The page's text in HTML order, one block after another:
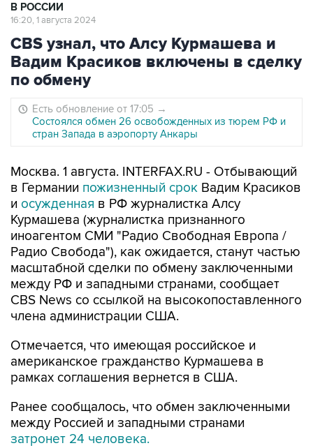
В РОССИИ
16:20, 1 августа 2024
CBS узнал, что Алсу Курмашева и
Вадим Красиков включены в сделку
по обмену
Есть обновление от 17:05 →
Состоялся обмен 26 освобожденных из тюрем РФ и
стран Запада в аэропорту Анкары
Москва. 1 августа. INTERFAX.RU - Отбывающий
в Германии пожизненный срок Вадим Красиков
и осужденная в РФ журналистка Алсу
Курмашева (журналистка признанного
иноагентом СМИ "Радио Свободная Европа /
Радио Свобода"), как ожидается, станут частью
масштабной сделки по обмену заключенными
между РФ и западными странами, сообщает
CBS News со ссылкой на высокопоставленного
члена администрации США.
Отмечается, что имеющая российское и
американское гражданство Курмашева в
рамках соглашения вернется в США.
Ранее сообщалось, что обмен заключенными
между Россией и западными странами
затронет 24 человека.